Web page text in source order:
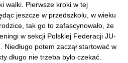
walki. Pierwsze kroki w tej
jeszcze w przedszkolu, w wieku
tak go to zafascynowało, że
w sekcji Polskiej Federacji JU-
Niedługo potem zaczął startować w
długo nie trzeba było czekać.